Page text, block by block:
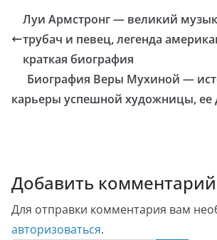
Луи Армстронг — великий
трубач и певец, легенда
краткая биография
Биография Веры Мухиной —
карьеры успешной художницы, ее
Добавить комментарий
Для отправки комментария вам
авторизоваться.